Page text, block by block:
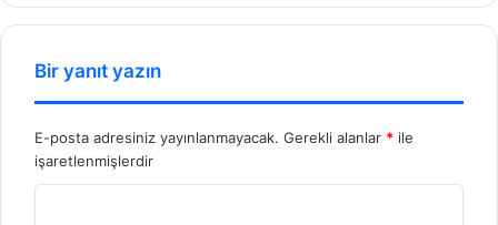
sit
Bir yanıt yazın
E-posta adresiniz yayınlanmayacak. Gerekli alanlar * ile
işaretlenmişlerdir